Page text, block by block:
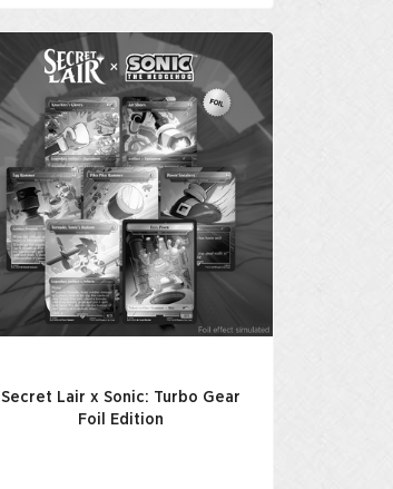
Secret Lair x Sonic: Turbo Gear
Foil Edition